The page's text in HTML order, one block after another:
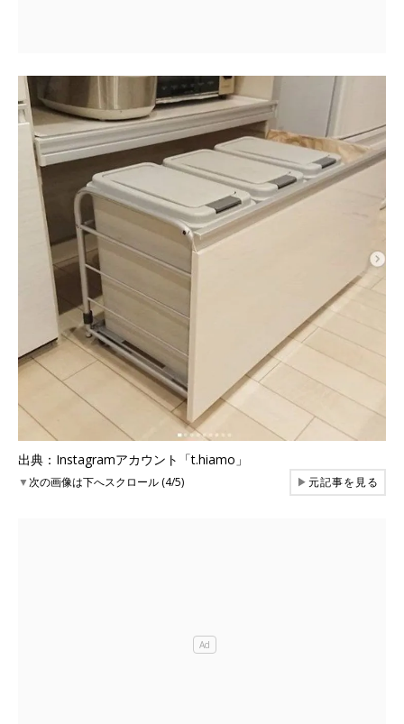
出典：Instagramアカウント「t.hiamo」
▼次の画像は下へスクロール (4/5) ▶元記事を見る